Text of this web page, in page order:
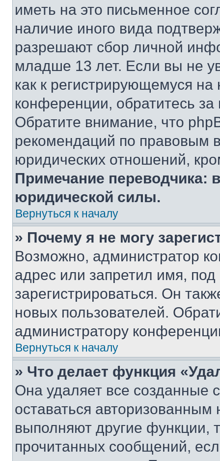
иметь на это письменное
наличие иного вида
разрешают сбор личной
младше 13 лет. Если вы не
как к регистрирующемуся
конференции, обратитесь
Обратите внимание, что
рекомендаций по правовым
юридических отношений,
Примечание переводчика:
юридической силы.
Вернуться к началу
» Почему я не могу
Возможно, администратор
адрес или запретил имя,
зарегистрироваться. Он
новых пользователей.
администратору
Вернуться к началу
» Что делает функция
Она удаляет все созданные
оставаться
выполняют другие функции,
прочитанных сообщений,